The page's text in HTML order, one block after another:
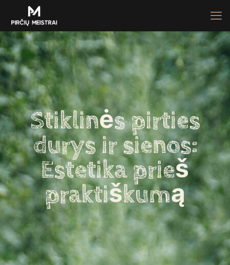
Stiklinės pirties
durys ir sienos:
Estetika prieš
praktiškumą